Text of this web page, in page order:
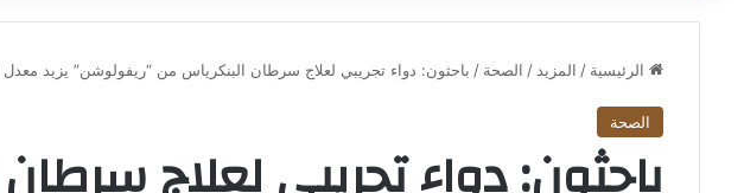
الرئيسية / المزيد / الصحة / باحثون: دواء تجريبي لعلاج سرطان البنكرياس من “ريفولوشن” يزيد معدل
الصحة